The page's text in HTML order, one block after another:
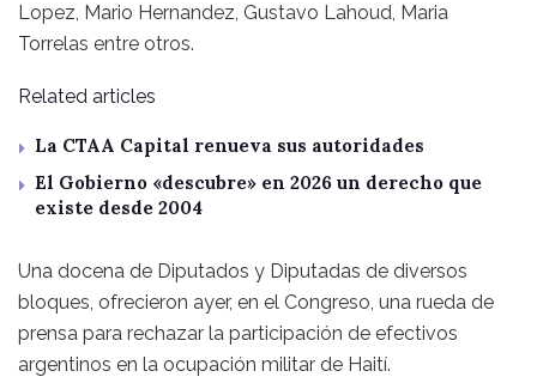
Lopez, Mario Hernandez, Gustavo Lahoud, Maria
Torrelas entre otros.
Related articles
La CTAA Capital renueva sus autoridades
El Gobierno «descubre» en 2026 un derecho que
existe desde 2004
Una docena de Diputados y Diputadas de diversos
bloques, ofrecieron ayer, en el Congreso, una rueda de
prensa para rechazar la participación de efectivos
argentinos en la ocupación militar de Haití.